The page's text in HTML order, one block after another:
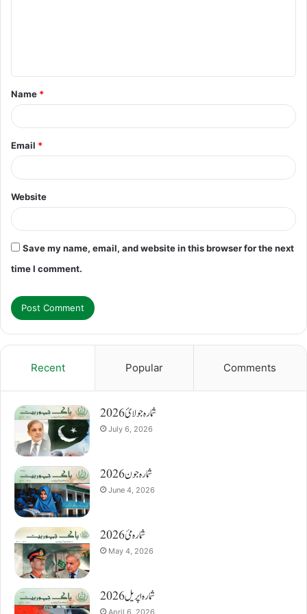
t
*
Name *
Email *
Website
Save my name, email, and website in this browser for the next
time I comment.
Recent Popular Comments
شمارہ جولائ 2026
July 6, 2026
شمارہ جون 2026
June 4, 2026
شمارہ مئ 2026
May 4, 2026
شمارہ اپریل 2026
April 6, 2026